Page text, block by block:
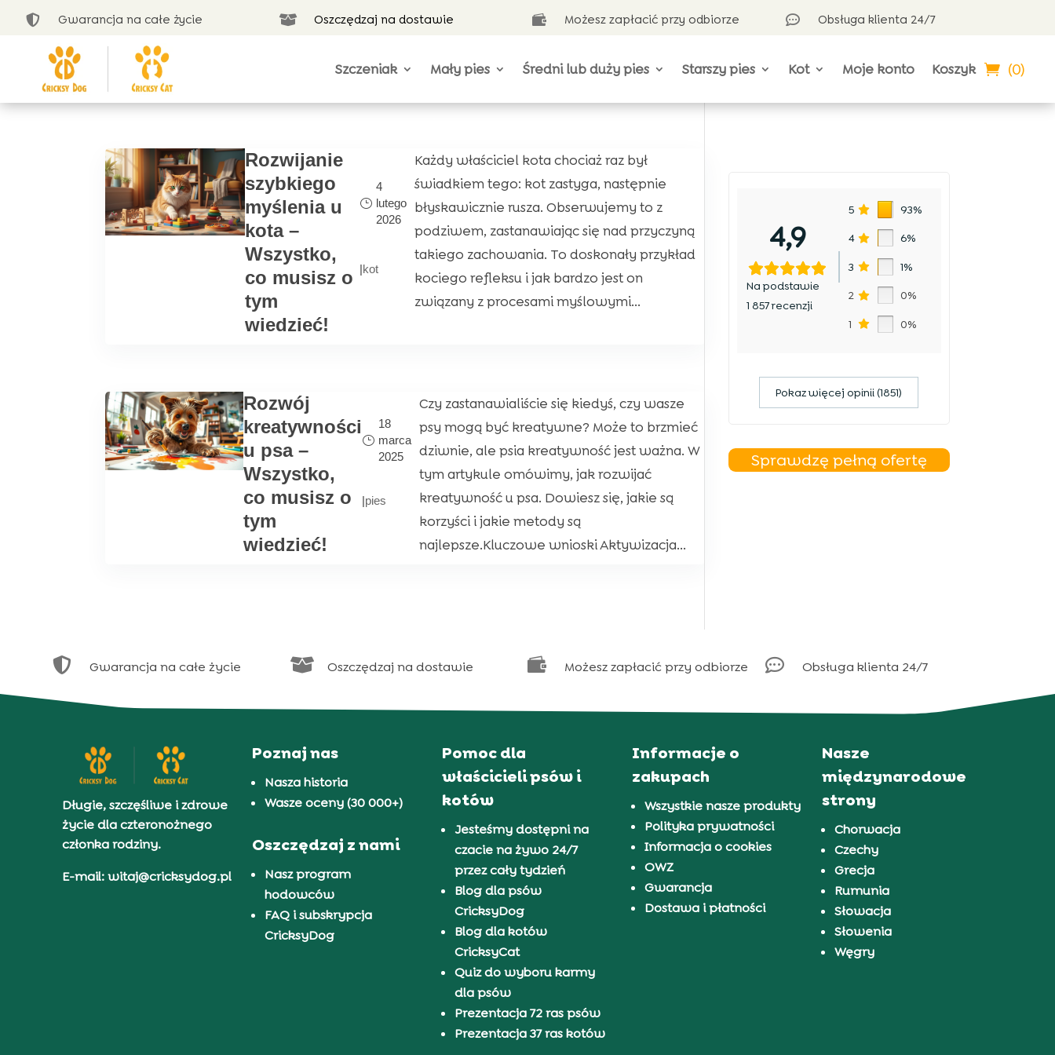
 Gwarancja na całe życie  Oszczędzaj na dostawie  Możesz zapłacić przy odbiorze  Obsługa klienta 24/7
Szczeniak Mały pies Średni lub duży pies Starszy pies Kot Moje konto Koszyk (0)
Rozwijanie
szybkiego
myślenia u
kota –
Wszystko,
co musisz o
tym
wiedzieć!
4
lutego
2026
|kot
Każdy właściciel kota chociaż raz był
świadkiem tego: kot zastyga, następnie
błyskawicznie rusza. Obserwujemy to z
podziwem, zastanawiając się nad przyczyną
takiego zachowania. To doskonały przykład
kociego refleksu i jak bardzo jest on
związany z procesami myślowymi...
Rozwój
kreatywności
u psa –
Wszystko,
co musisz o
tym
wiedzieć!
18
marca
2025
|pies
Czy zastanawialiście się kiedyś, czy wasze
psy mogą być kreatywne? Może to brzmieć
dziwnie, ale psia kreatywność jest ważna. W
tym artykule omówimy, jak rozwijać
kreatywność u psa. Dowiesz się, jakie są
korzyści i jakie metody są
najlepsze.Kluczowe wnioski Aktywizacja...
4,9
Na podstawie
1 857 recenzji
5 93%
4 6%
3 1%
2 0%
1 0%
Pokaz więcej opinii (1851)
Sprawdzę pełną ofertę
 Gwarancja na całe życie  Oszczędzaj na dostawie  Możesz zapłacić przy odbiorze  Obsługa klienta 24/7
Długie, szczęśliwe i zdrowe
życie dla czteronożnego
członka rodziny.
E-mail: witaj@cricksydog.pl
Poznaj nas
Nasza historia
Wasze oceny (30 000+)
Oszczędzaj z nami
Nasz program
hodowców
FAQ i subskrypcja
CricksyDog
Pomoc dla
właścicieli psów i
kotów
Jesteśmy dostępni na
czacie na żywo 24/7
przez cały tydzień
Blog dla psów
CricksyDog
Blog dla kotów
CricksyCat
Quiz do wyboru karmy
dla psów
Prezentacja 72 ras psów
Prezentacja 37 ras kotów
Informacje o
zakupach
Wszystkie nasze produkty
Polityka prywatności
Informacja o cookies
OWZ
Gwarancja
Dostawa i płatności
Nasze
międzynarodowe
strony
Chorwacja
Czechy
Grecja
Rumunia
Słowacja
Słowenia
Węgry